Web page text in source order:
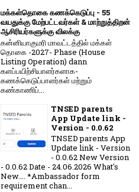
மக்கள்தொகை கணக்கெடுப்பு - 55
வயதுக்கு மேற்பட்டவர்கள் & மாற்றுத்திறன்
ஆசிரியர்களுக்கு விலக்கு
கன்னியாகுமரி மாவட்டத்தில் மக்கள்
தொகை -2027- Phase (House
Listing Operation) dann
களப்பயிற்சியாளர்களாக-
கணக்கெடுப்பாளர்கள் மற்றும்
கண்காணிப்...
TNSED parents
App Update link -
Version - 0.0.62
TNSED parents App
Update link - Version
- 0.0.62 New Version
- 0.0.62 Date - 24.06.2026 What's
New.... *Ambassador form
requirement chan...